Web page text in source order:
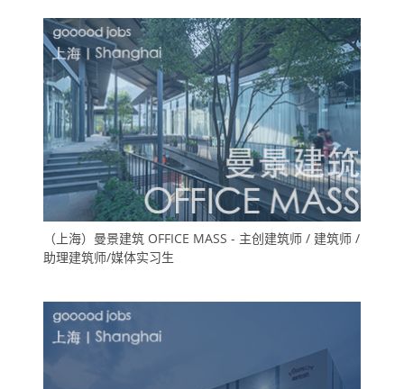
（上海）曼景建筑 OFFICE MASS - 主创建筑师 / 建筑师 /
助理建筑师/媒体实习生